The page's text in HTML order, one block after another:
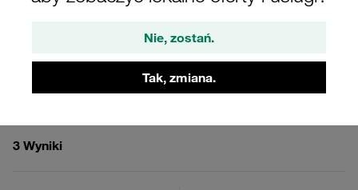
Nie, zostań.
Tak, zmiana.
Seria lekka Typ LN / LNGF / LNUF
3 Wyniki